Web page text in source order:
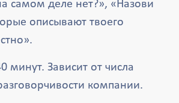
самом деле нет?», «Назови
описывают твоего
минут. Зависит от числа
компании.